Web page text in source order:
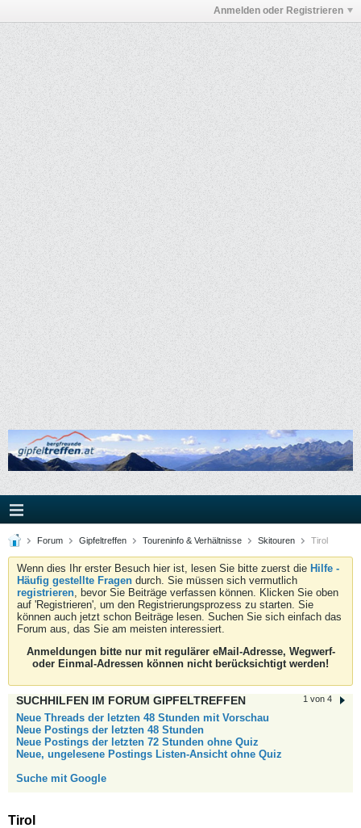
Anmelden oder Registrieren
Forum Gipfeltreffen Toureninfo & Verhältnisse Skitouren Tirol
Wenn dies Ihr erster Besuch hier ist, lesen Sie bitte zuerst die Hilfe -
Häufig gestellte Fragen durch. Sie müssen sich vermutlich
registrieren, bevor Sie Beiträge verfassen können. Klicken Sie oben
auf 'Registrieren', um den Registrierungsprozess zu starten. Sie
können auch jetzt schon Beiträge lesen. Suchen Sie sich einfach das
Forum aus, das Sie am meisten interessiert.
Anmeldungen bitte nur mit regulärer eMail-Adresse, Wegwerf-
oder Einmal-Adressen können nicht berücksichtigt werden!
1 von 4
SUCHHILFEN IM FORUM GIPFELTREFFEN
Neue Threads der letzten 48 Stunden mit Vorschau
Neue Postings der letzten 48 Stunden
Neue Postings der letzten 72 Stunden ohne Quiz
Neue, ungelesene Postings Listen-Ansicht ohne Quiz
Suche mit Google
Tirol